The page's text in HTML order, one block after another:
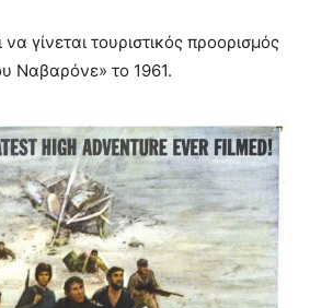
γίνεται τουριστικός προορισμός
Ναβαρόνε» το 1961.